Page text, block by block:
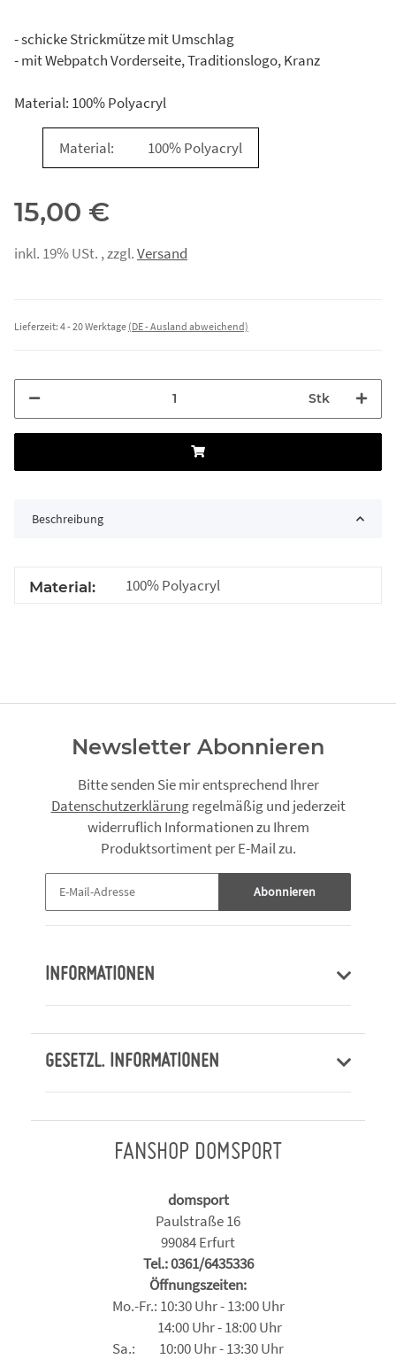
- schicke Strickmütze mit Umschlag
- mit Webpatch Vorderseite, Traditionslogo, Kranz
Material: 100% Polyacryl
Material: 100% Polyacryl
15,00 €
inkl. 19% USt. , zzgl.Versand
Lieferzeit: 4 - 20 Werktage (DE - Ausland abweichend)
Stk
Beschreibung
Material: 100% Polyacryl
Newsletter Abonnieren
Bitte senden Sie mir entsprechend Ihrer
Datenschutzerklärungregelmäßig und jederzeit
widerruflich Informationen zu Ihrem
Produktsortiment per E-Mail zu.
Abonnieren
INFORMATIONEN
GESETZL. INFORMATIONEN
FANSHOP DOMSPORT
domsport
Paulstraße 16
99084 Erfurt
Tel.: 0361/6435336
Öffnungszeiten:
Mo.-Fr.: 10:30 Uhr - 13:00 Uhr
14:00 Uhr - 18:00 Uhr
Sa.: 10:00 Uhr - 13:30 Uhr